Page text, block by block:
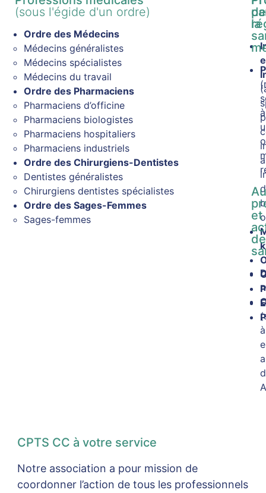
(sous l'égide d'un ordre)
Ordre des Médecins
Médecins généralistes
Médecins spécialistes
Médecins du travail
Ordre des Pharmaciens
Pharmaciens d’officine
Pharmaciens biologistes
Pharmaciens hospitaliers
Pharmaciens industriels
Ordre des Chirurgiens-Dentistes
Dentistes généralistes
Chirurgiens dentistes spécialistes
Ordre des Sages-Femmes
Sages-femmes
de
la
à
et
de
à
CPTS CC à votre service
Notre association a pour mission de
coordonner l’action de tous les professionnels